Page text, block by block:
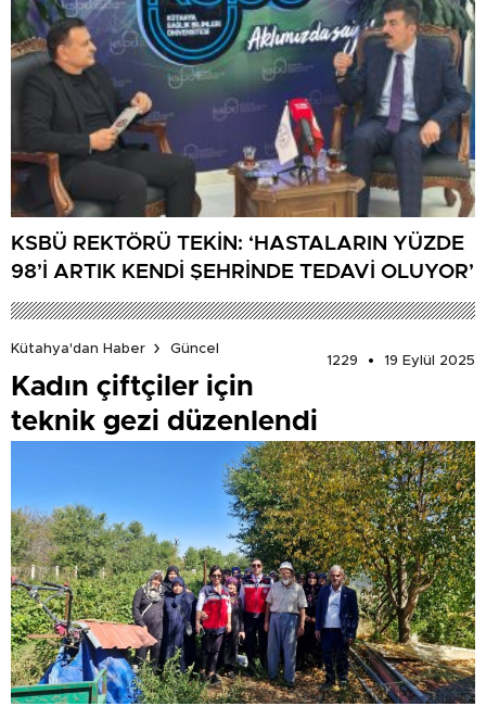
KSBÜ REKTÖRÜ TEKİN: ‘HASTALARIN YÜZDE
98’İ ARTIK KENDİ ŞEHRİNDE TEDAVİ OLUYOR’
Kütahya'dan Haber
Güncel
1229
19 Eylül 2025
Kadın çiftçiler için
teknik gezi düzenlendi